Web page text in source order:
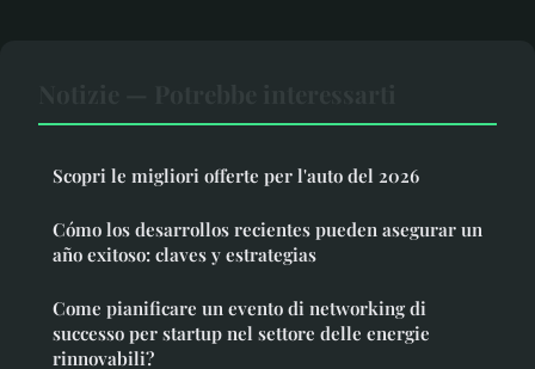
Scopri le migliori offerte per l'auto del 2026
Cómo los desarrollos recientes pueden asegurar un
año exitoso: claves y estrategias
Come pianificare un evento di networking di
successo per startup nel settore delle energie
rinnovabili?